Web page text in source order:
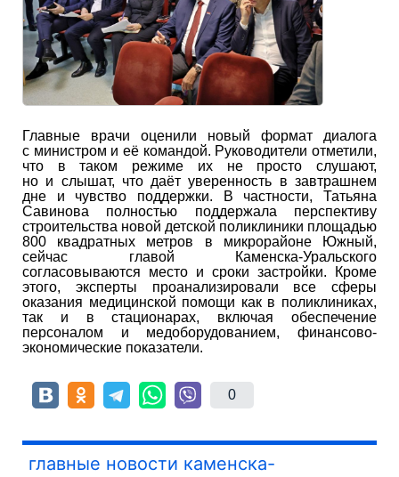
Главные врачи оценили новый формат диалога
с министром и её командой. Руководители отметили,
что в таком режиме их не просто слушают,
но и слышат, что даёт уверенность в завтрашнем
дне и чувство поддержки. В частности, Татьяна
Савинова полностью поддержала перспективу
строительства новой детской поликлиники площадью
800 квадратных метров в микрорайоне Южный,
сейчас главой Каменска-Уральского
согласовываются место и сроки застройки. Кроме
этого, эксперты проанализировали все сферы
оказания медицинской помощи как в поликлиниках,
так и в стационарах, включая обеспечение
персоналом и медоборудованием, финансово-
экономические показатели.
0
главные новости каменска-